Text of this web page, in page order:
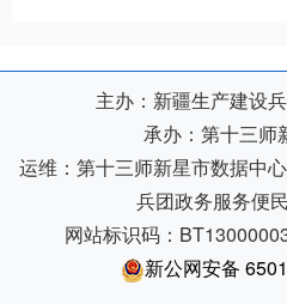
本机关自2008年5月1日后第
政府信息公开申请。
受理机构：十三师政府办公室
办公时间：周一至周五，上午
午16：00到19：00
0902-2566577
传真电话：0902-2565223
邮政编码：839000
（二）提出申请
主办：新疆生产建设
承办：第十三师
运维：第十三师新星市数据中心
兵团政务服务便
网站标识码：
新公网安备